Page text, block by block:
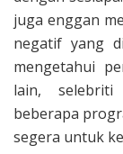
juga enggan
negatif yang
mengetahui
lain,
beberapa
segera untuk